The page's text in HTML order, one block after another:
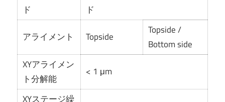
ド
ド
アライメント Topside
Topside /
Bottom side
XYアライメン
ト分解能
< 1 μm
XYステージ繰